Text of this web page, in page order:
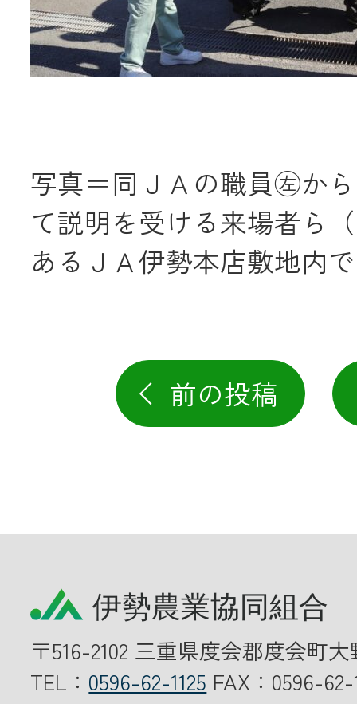
写真＝同ＪＡの職員㊧か
て説明を受ける来場者ら
あるＪＡ伊勢本店敷地内
前の投稿
〒516-2102 三重県度会郡度会町
TEL： 0596-62-1125 FAX：0596-62-